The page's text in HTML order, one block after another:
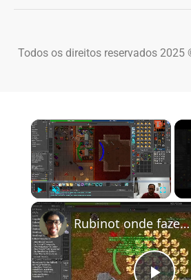
Todos os direitos reservados 2025
×
Play Unmute Fullscreen
Rubinot onde fazer a Task de Oramond